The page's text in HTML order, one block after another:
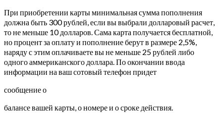
При приобретении карты минимальная сумма пополнения
должна быть 300 рублей, если вы выбрали долларовый расчет,
то не меньше 10 долларов. Сама карта получается бесплатной,
но процент за оплату и пополнение берут в размере 2,5%,
наряду с этим оплачиваете вы не меньше 25 рублей либо
одного аммериканского доллара. По окончании ввода
информации на ваш сотовый телефон придет
сообщение о
балансе вашей карты, о номере и о сроке действия.